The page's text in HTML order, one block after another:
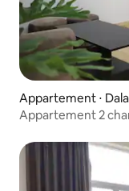
Appartement ⋅
Appartement 2